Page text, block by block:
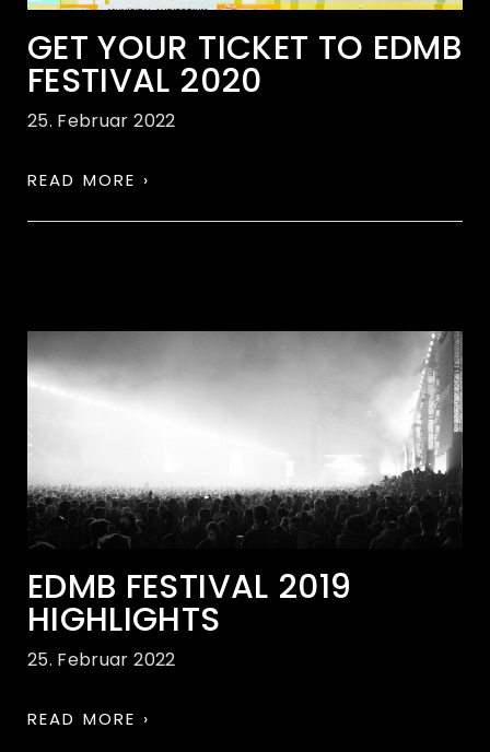
GET YOUR TICKET TO EDMB
FESTIVAL 2020
25. Februar 2022
READ MORE ›
EDMB FESTIVAL 2019
HIGHLIGHTS
25. Februar 2022
READ MORE ›